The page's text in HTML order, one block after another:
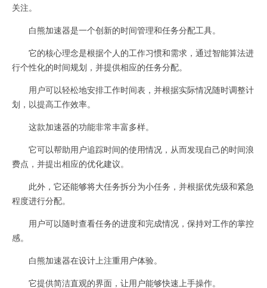
关注。
白熊加速器是一个创新的时间管理和任务分配工具。
它的核心理念是根据个人的工作习惯和需求，通过智能算法进
行个性化的时间规划，并提供相应的任务分配。
用户可以轻松地安排工作时间表，并根据实际情况随时调整计
划，以提高工作效率。
这款加速器的功能非常丰富多样。
它可以帮助用户追踪时间的使用情况，从而发现自己的时间浪
费点，并提出相应的优化建议。
此外，它还能够将大任务拆分为小任务，并根据优先级和紧急
程度进行分配。
用户可以随时查看任务的进度和完成情况，保持对工作的掌控
感。
白熊加速器在设计上注重用户体验。
它提供简洁直观的界面，让用户能够快速上手操作。